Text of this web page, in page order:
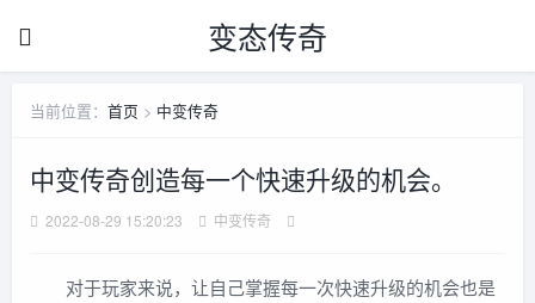
变态传奇
当前位置： 首页 > 中变传奇
中变传奇创造每一个快速升级的机会。
2022-08-29 15:20:23 中变传奇
对于玩家来说，让自己掌握每一次快速升级的机会也是